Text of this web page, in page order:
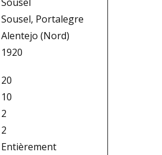
Sousel, Portalegre
Alentejo (Nord)
1920
20
10
2
2
Entièrement